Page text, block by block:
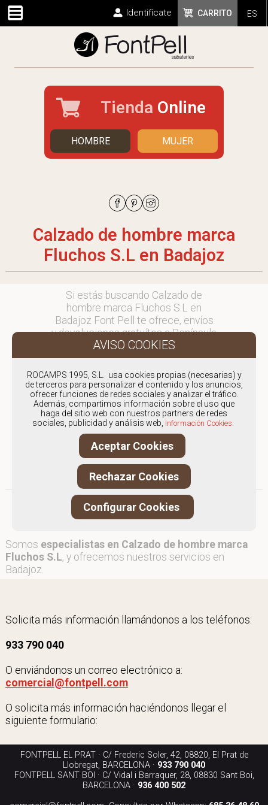
ES
CARRITO
Identifícate
Tienda Online
HOMBRE MUJER
Calzado de hombre marca
Fluchos S.L en Badajoz
Si estás buscando Calzado de
hombre marca Fluchos S.L en
Badajoz Font Pell te ofrece, envíos
y devoluciones gratuítos a Península
y Baleares, para otros destinos
consultar
en comercial@fontpell.com.
Los envíos a Badajoz gestionados
entre semana se entregarán en
menos de 48 horas; los pedidos
realizados en fin de semana, el
producto se enviará a partir del
lunes.
Somos especialistas en Calzado de hombre marca
Fluchos S.L, y ofrecemos nuestros servicios en
Badajoz.
Solicita más información llamándonos a los teléfonos:
933 790 040
O enviándonos un correo electrónico a:
comercial@fontpell.com
O solicita más información haciéndonos llegar el
siguiente formulario:
FONTPELL EL PRAT · C/ Frederic Soler, 42, 08820, El Prat de
Llobregat, BARCELONA · 933 790 040
FONTPELL SANT BOI · C/ Vidal i Barraquer, 28, 08830 Sant Boi,
BARCELONA · 936 400 502
ROCAMPS 1995, S.L. usa cookies propias (necesarias) y
de terceros para personalizar el contenido y los anuncios,
ofrecer funciones de redes sociales y analizar el tráfico.
Además, compartimos información sobre el uso que
haga del sitio web con nuestros partners de redes
sociales, publicidad y análisis web, Información Cookies.
Aceptar Cookies
Rechazar Cookies
Configurar Cookies